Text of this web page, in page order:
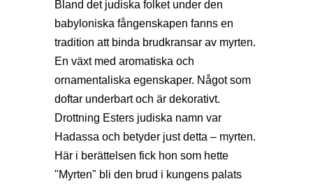
Bland det judiska folket under den
babyloniska fångenskapen fanns en
tradition att binda brudkransar av myrten.
En växt med aromatiska och
ornamentaliska egenskaper. Något som
doftar underbart och är dekorativt.
Drottning Esters judiska namn var
Hadassa och betyder just detta – myrten.
Här i berättelsen fick hon som hette
"Myrten" bli den brud i kungens palats